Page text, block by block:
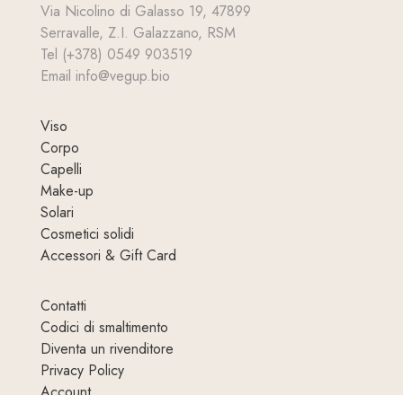
Via Nicolino di Galasso 19, 47899
Serravalle, Z.I. Galazzano, RSM
Tel (+378) 0549 903519
Email info@vegup.bio
Viso
Corpo
Capelli
Make-up
Solari
Cosmetici solidi
Accessori & Gift Card
Contatti
Codici di smaltimento
Diventa un rivenditore
Privacy Policy